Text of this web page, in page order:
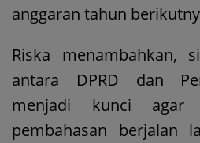
anggaran tahun
Riska menambahkan,
antara DPRD dan
menjadi kunci agar
pembahasan berjalan